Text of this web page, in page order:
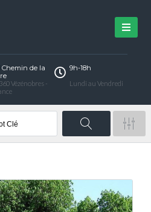
Chemin de la
Vézénobres -
9h-18h
Lundi au Vendredi